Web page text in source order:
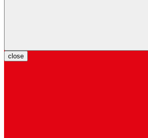
close